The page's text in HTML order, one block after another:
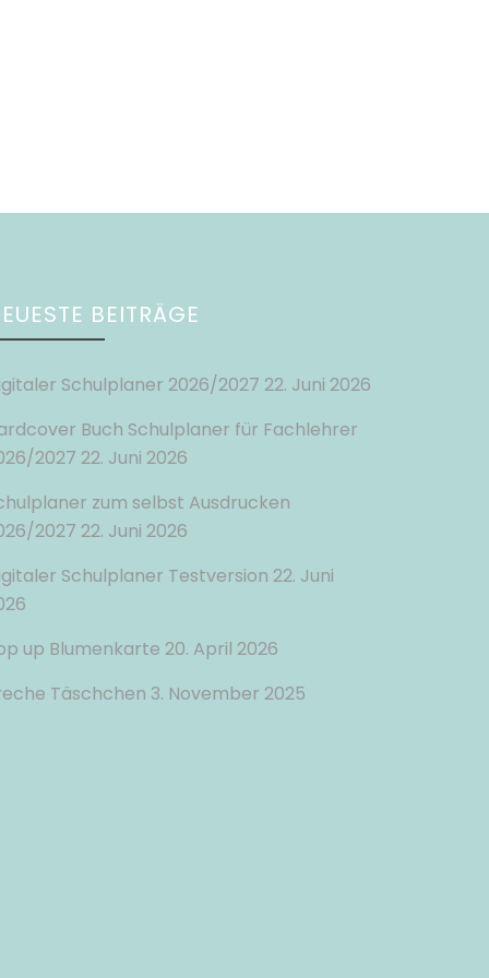
BEITRÄGE
Schulplaner 2026/2027 22. Juni 2026
Buch Schulplaner für Fachlehrer
2027 22. Juni 2026
zum selbst Ausdrucken
2027 22. Juni 2026
Schulplaner Testversion 22. Juni
up Blumenkarte 20. April 2026
Täschchen 3. November 2025